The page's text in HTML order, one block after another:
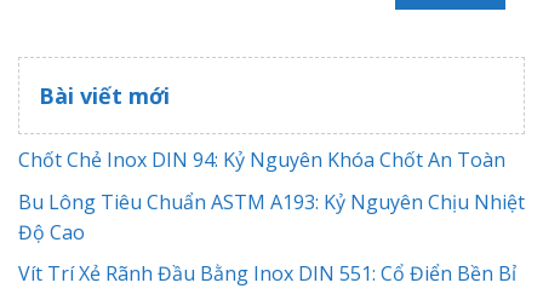
Bài viết mới
Chốt Chẻ Inox DIN 94: Kỷ Nguyên Khóa Chốt An Toàn
Bu Lông Tiêu Chuẩn ASTM A193: Kỷ Nguyên Chịu Nhiệt
Độ Cao
Vít Trí Xẻ Rãnh Đầu Bằng Inox DIN 551: Cổ Điển Bền Bỉ